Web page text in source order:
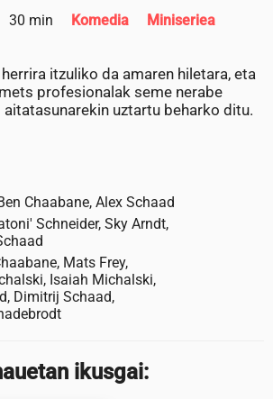
30 min Komedia
Miniseriea
itzuliko da amaren hiletara, eta
profesionalak seme nerabe
uztartu beharko ditu.
Chaabane, Alex Schaad
Schneider, Sky Arndt,
Mats Frey,
Isaiah Michalski,
Dimitrij Schaad,
ikusgai: